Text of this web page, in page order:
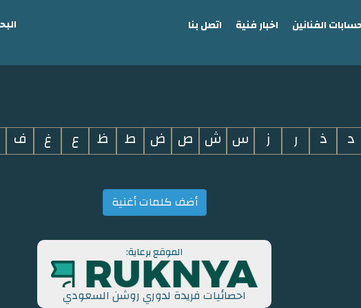
الفنانين اخبار فنية اتصل بنا
د ذ ر ز س ش ص ض ط ظ ع غ ف
أضف كلمات أغنية
الموقع برعاية:
احصائيات فريدة لدوري روشن السعودي